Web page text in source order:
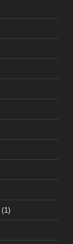
(1)